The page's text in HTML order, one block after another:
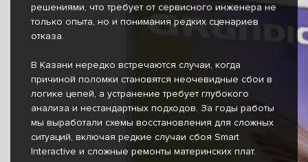
решениями, что требует от сервисного инженера не
только опыта, но и понимания редких сценариев
отказа.
В Казани нередко встречаются случаи, когда
причиной поломки становятся неочевидные сбои в
логике цепей, а устранение требует глубокого
анализа и нестандартных подходов. За годы работы
мы выработали схемы восстановления для сложных
ситуаций, включая редкие случаи сбоя Smart
Interactive и сложные ремонты материнских плат.